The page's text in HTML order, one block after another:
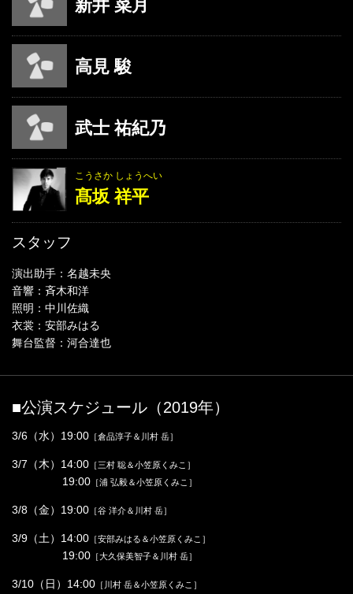
新井 菜月
高見 駿
武士 祐紀乃
こうさか しょうへい
髙坂 祥平
スタッフ
演出助手：名越未央
音響：斉木和洋
照明：中川佐織
衣裳：安部みはる
舞台監督：河合達也
■公演スケジュール（2019年）
3/6（水）19:00 ［倉品淳子＆川村 岳］
3/7（木）14:00 ［三村 聡＆小笠原くみこ］
19:00 ［浦 弘毅＆小笠原くみこ］
3/8（金）19:00 ［谷 洋介＆川村 岳］
3/9（土）14:00 ［安部みはる＆小笠原くみこ］
19:00 ［大久保美智子＆川村 岳］
3/10（日）14:00 ［川村 岳＆小笠原くみこ］